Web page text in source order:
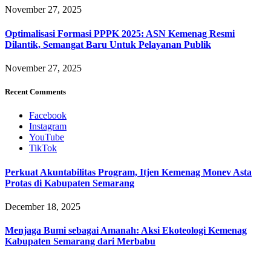
November 27, 2025
Optimalisasi Formasi PPPK 2025: ASN Kemenag Resmi
Dilantik, Semangat Baru Untuk Pelayanan Publik
November 27, 2025
Recent Comments
Facebook
Instagram
YouTube
TikTok
Perkuat Akuntabilitas Program, Itjen Kemenag Monev Asta
Protas di Kabupaten Semarang
December 18, 2025
Menjaga Bumi sebagai Amanah: Aksi Ekoteologi Kemenag
Kabupaten Semarang dari Merbabu